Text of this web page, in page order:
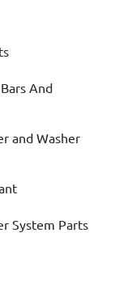
And
and Washer
System Parts